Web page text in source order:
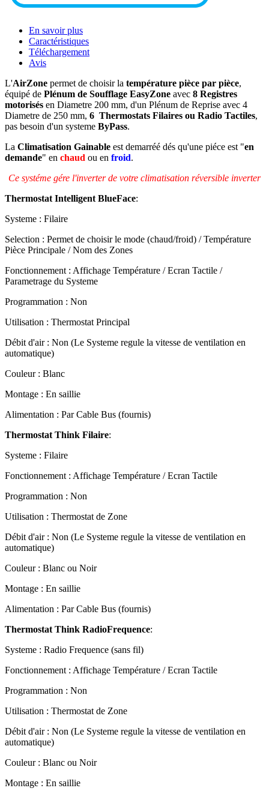
En savoir plus
Caractéristiques
Téléchargement
Avis
L'AirZone permet de choisir la température pièce par pièce,
équipé de Plénum de Soufflage EasyZone avec 8 Registres
motorisés en Diametre 200 mm, d'un Plénum de Reprise avec 4
Diametre de 250 mm, 6 Thermostats Filaires ou Radio Tactiles,
pas besoin d'un systeme ByPass.
La Climatisation Gainable est demarréé dés qu'une piéce est "en
demande" en chaud ou en froid.
Ce systéme gére l'inverter de votre climatisation réversible inverter
Thermostat Intelligent BlueFace:
Systeme : Filaire
Selection : Permet de choisir le mode (chaud/froid) / Température
Pièce Principale / Nom des Zones
Fonctionnement : Affichage Température / Ecran Tactile /
Parametrage du Systeme
Programmation : Non
Utilisation : Thermostat Principal
Débit d'air : Non (Le Systeme regule la vitesse de ventilation en
automatique)
Couleur : Blanc
Montage : En saillie
Alimentation : Par Cable Bus (fournis)
Thermostat Think Filaire:
Systeme : Filaire
Fonctionnement : Affichage Température / Ecran Tactile
Programmation : Non
Utilisation : Thermostat de Zone
Débit d'air : Non (Le Systeme regule la vitesse de ventilation en
automatique)
Couleur : Blanc ou Noir
Montage : En saillie
Alimentation : Par Cable Bus (fournis)
Thermostat Think RadioFrequence:
Systeme : Radio Frequence (sans fil)
Fonctionnement : Affichage Température / Ecran Tactile
Programmation : Non
Utilisation : Thermostat de Zone
Débit d'air : Non (Le Systeme regule la vitesse de ventilation en
automatique)
Couleur : Blanc ou Noir
Montage : En saillie